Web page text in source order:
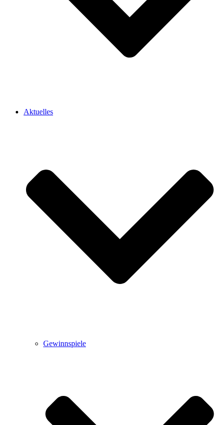
Aktuelles
Gewinnspiele